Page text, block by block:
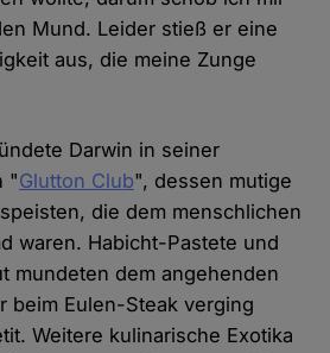
Mund. Leider stieß er eine
aus, die meine Zunge
Darwin in seiner
"Glutton Club", dessen mutige
die dem menschlichen
waren. Habicht-Pastete und
mundeten dem angehenden
beim Eulen-Steak verging
Weitere kulinarische Exotika